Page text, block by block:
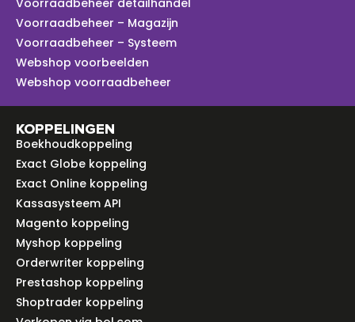
Voorraadbeheer – Magazijn
Voorraadbeheer – Systeem
Webshop voorbeelden
Webshop voorraadbeheer
KOPPELINGEN
Boekhoudkoppeling
Exact Globe koppeling
Exact Online koppeling
Kassasysteem API
Magento koppeling
Myshop koppeling
Orderwriter koppeling
Prestashop koppeling
Shoptrader koppeling